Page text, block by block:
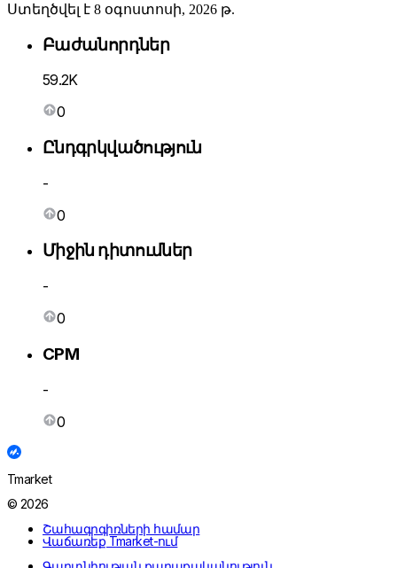
Ստեղծվել է 8 օգոստոսի, 2026 թ.
Բաժանորդներ
59.2K
0
Ընդգրկվածություն
-
0
Միջին դիտումներ
-
0
CPM
-
0
Tmarket
© 2026
Շահագրգիռների համար
Վաճառեք Tmarket-ում